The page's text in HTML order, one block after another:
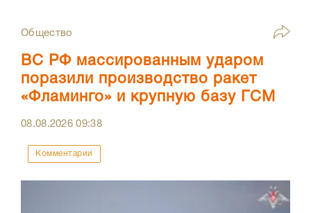
Общество
ВС РФ массированным ударом
поразили производство ракет
«Фламинго» и крупную базу ГСМ
08.08.202609:38
Комментарии